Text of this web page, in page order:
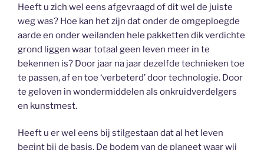
Heeft u zich wel eens afgevraagd of dit wel de juiste
weg was? Hoe kan het zijn dat onder de omgeploegde
aarde en onder weilanden hele pakketten dik verdichte
grond liggen waar totaal geen leven meer in te
bekennen is? Door jaar na jaar dezelfde technieken toe
te passen, af en toe ‘verbeterd’ door technologie. Door
te geloven in wondermiddelen als onkruidverdelgers
en kunstmest.
Heeft u er wel eens bij stilgestaan dat al het leven
begint bij de basis. De bodem van de planeet waar wij